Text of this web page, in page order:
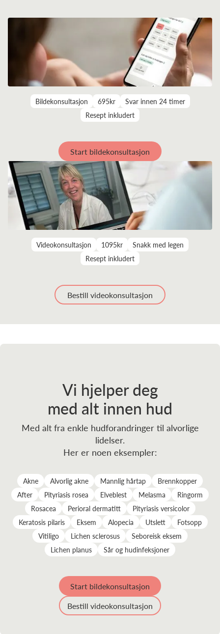
Bildekonsultasjon 695kr
Svar innen 24 timer
Resept inkludert
Start bildekonsultasjon
Videokonsultasjon 1095kr
Snakk med legen
Resept inkludert
Bestill videokonsultasjon
Vi hjelper deg
med alt innen hud
Med alt fra enkle hudforandringer til alvorlige
lidelser.
Her er noen eksempler:
Akne Alvorlig akne Mannlig hårtap
Brennkopper
After
Pityriasis rosea Elveblest Melasma
Ringorm
Rosacea
Perioral dermatitt
Pityriasis versicolor
Keratosis pilaris
Eksem Alopecia Utslett
Fotsopp
Vitiligo
Lichen sclerosus
Seboreisk eksem
Lichen planus
Sår og hudinfeksjoner
Start bildekonsultasjon
Bestill videokonsultasjon